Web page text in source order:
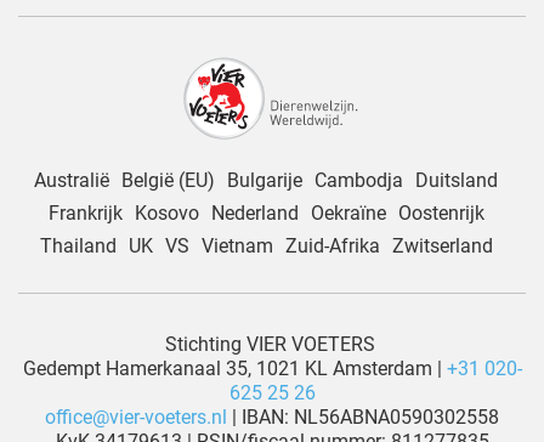
Australië België (EU) Bulgarije Cambodja
Duitsland
Frankrijk
Kosovo Nederland Oekraïne
Oostenrijk
Thailand
UK VS Vietnam Zuid-Afrika Zwitserland
Stichting VIER VOETERS
Gedempt Hamerkanaal 35, 1021 KL Amsterdam | +31 020-
625 25 26
office@vier-voeters.nl | IBAN: NL56ABNA0590302558